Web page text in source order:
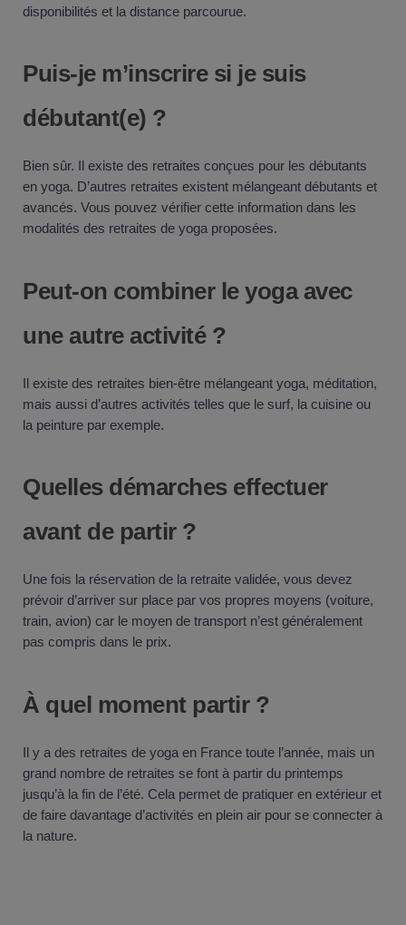
disponibilités et la distance parcourue.
Puis-je m’inscrire si je suis
débutant(e) ?
Bien sûr. Il existe des retraites conçues pour les débutants
en yoga. D’autres retraites existent mélangeant débutants et
avancés. Vous pouvez vérifier cette information dans les
modalités des retraites de yoga proposées.
Peut-on combiner le yoga avec
une autre activité ?
Il existe des retraites bien-être mélangeant yoga, méditation,
mais aussi d’autres activités telles que le surf, la cuisine ou
la peinture par exemple.
Quelles démarches effectuer
avant de partir ?
Une fois la réservation de la retraite validée, vous devez
prévoir d’arriver sur place par vos propres moyens (voiture,
train, avion) car le moyen de transport n’est généralement
pas compris dans le prix.
À quel moment partir ?
Il y a des retraites de yoga en France toute l’année, mais un
grand nombre de retraites se font à partir du printemps
jusqu’à la fin de l’été. Cela permet de pratiquer en extérieur et
de faire davantage d’activités en plein air pour se connecter à
la nature.